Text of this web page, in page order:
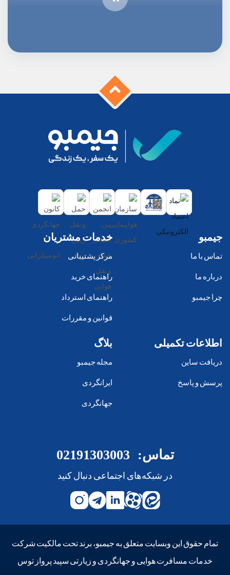
جیمبو
تماس با ما
درباره ما
چرا جیمبو
خدمات مشتریان
مرکز پشتیبانی
راهنمای خرید
راهنمای استرداد
قوانین و مقررات
اطلاعات تکمیلی
دریافت ساین
پرسش و پاسخ
بلاگ
مجله جیمبو
ایرانگردی
جهانگردی
تماس: 02191303003
در شبکه‌های اجتماعی دنبال کنید
تمام حقوق این وبسایت متعلق به جیمبو، برند تحت مالکیت شرکت
خدمات مسافرت هوایی و جهانگردی و زیارتی سپید پرواز توس